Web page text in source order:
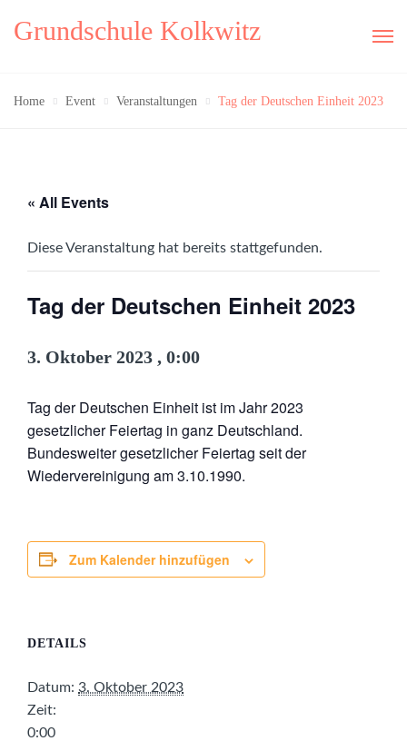
Grundschule Kolkwitz
Home Event Veranstaltungen Tag der Deutschen Einheit 2023
« All Events
Diese Veranstaltung hat bereits stattgefunden.
Tag der Deutschen Einheit 2023
3. Oktober 2023 , 0:00
Tag der Deutschen Einheit ist im Jahr 2023
gesetzlicher Feiertag in ganz Deutschland.
Bundesweiter gesetzlicher Feiertag seit der
Wiedervereinigung am 3.10.1990.
Zum Kalender hinzufügen
DETAILS
Datum: 3. Oktober 2023
Zeit:
0:00